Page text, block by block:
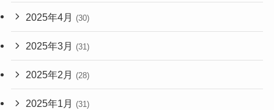
2025年4月 (30)
2025年3月 (31)
2025年2月 (28)
2025年1月 (31)